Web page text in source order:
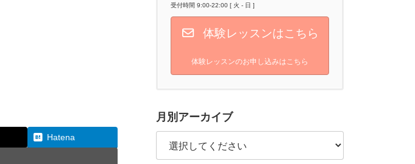
Hatena
受付時間 9:00-22:00 [ 火 - 日 ]
体験レッスンはこちら
体験レッスンのお申し込みはこちら
月別アーカイブ